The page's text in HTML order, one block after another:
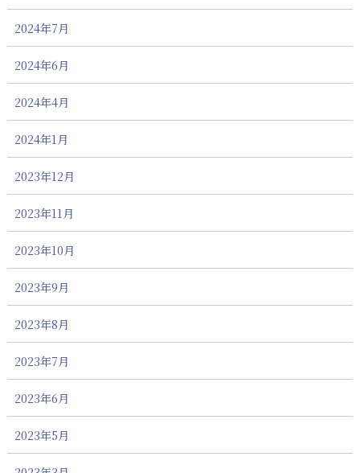
2024年7月
2024年6月
2024年4月
2024年1月
2023年12月
2023年11月
2023年10月
2023年9月
2023年8月
2023年7月
2023年6月
2023年5月